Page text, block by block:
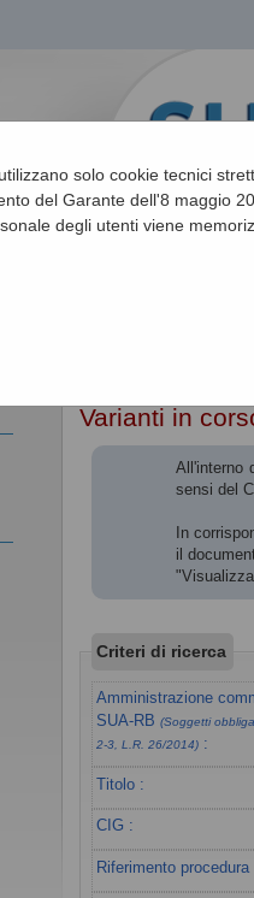
solo cookie tecnici
del Garante dell'8 maggio
degli utenti viene
Varianti in
All'interno
sensi del
In
il
Criteri di ricerca
Amministrazione
SUA-RB(Soggetti
2-3, L.R. 26/2014) :
Titolo :
CIG :
Riferimento procedura